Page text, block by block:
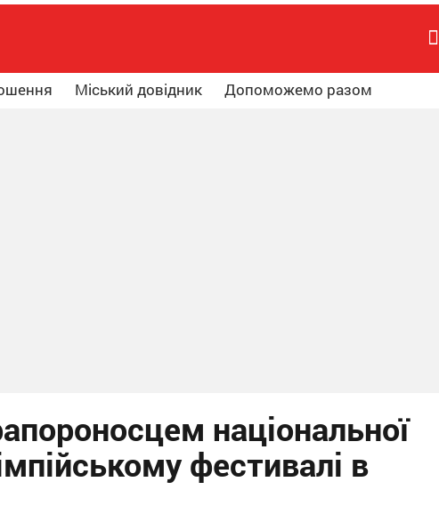
Міський довідник Допоможемо разом
національної
фестивалі в